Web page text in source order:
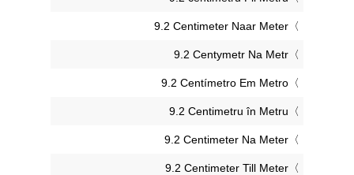
‎9.2 Centimeter Naar Meter
‎9.2 Centymetr Na Metr
‎9.2 Centímetro Em Metro
‎9.2 Centimetru în Metru
‎9.2 Centimeter Na Meter
‎9.2 Centimeter Till Meter